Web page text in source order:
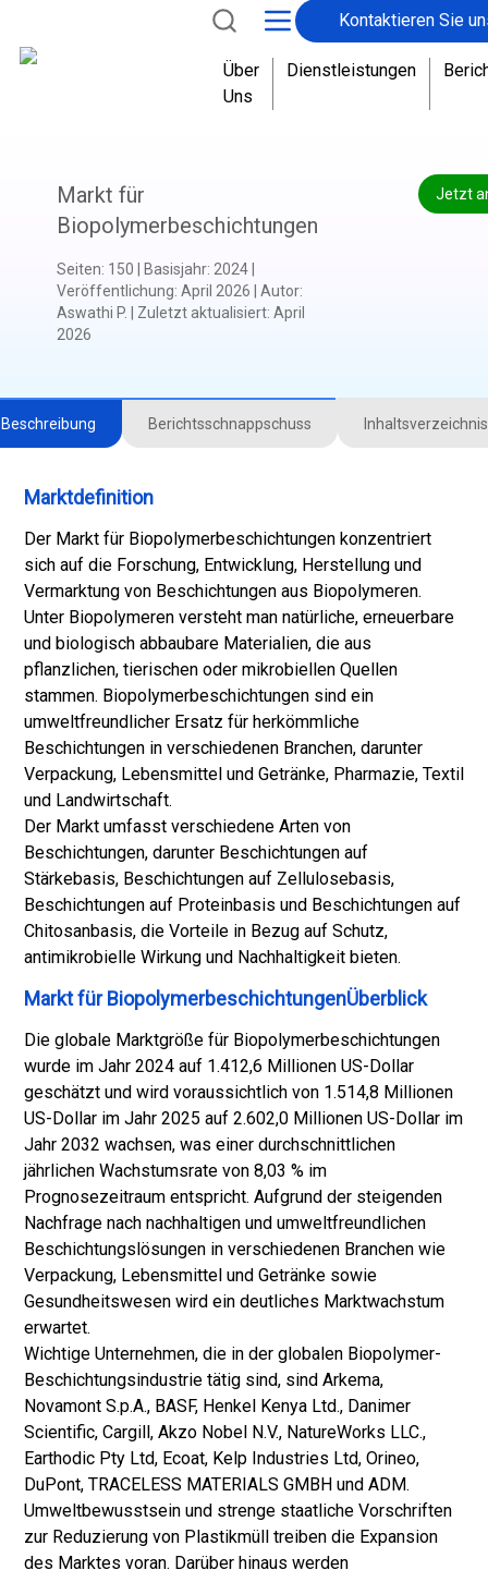
Kontaktieren Sie
Über
Uns
Dienstleistungen
Jetzt
Markt für
Biopolymerbeschichtungen
Seiten: 150 Basisjahr: 2024
Veröffentlichung: April 2026 Autor:
Aswathi P.
Zuletzt aktualisiert: April
2026
Beschreibung Berichtsschnappschuss Inhaltsverzeichnis
Marktdefinition
Der Markt für Biopolymerbeschichtungen konzentriert
sich auf die Forschung, Entwicklung, Herstellung und
Vermarktung von Beschichtungen aus Biopolymeren.
Unter Biopolymeren versteht man natürliche, erneuerbare
und biologisch abbaubare Materialien, die aus
pflanzlichen, tierischen oder mikrobiellen Quellen
stammen. Biopolymerbeschichtungen sind ein
umweltfreundlicher Ersatz für herkömmliche
Beschichtungen in verschiedenen Branchen, darunter
Verpackung, Lebensmittel und Getränke, Pharmazie, Textil
und Landwirtschaft.
Der Markt umfasst verschiedene Arten von
Beschichtungen, darunter Beschichtungen auf
Stärkebasis, Beschichtungen auf Zellulosebasis,
Beschichtungen auf Proteinbasis und Beschichtungen auf
Chitosanbasis, die Vorteile in Bezug auf Schutz,
antimikrobielle Wirkung und Nachhaltigkeit bieten.
Markt für BiopolymerbeschichtungenÜberblick
Die globale Marktgröße für Biopolymerbeschichtungen
wurde im Jahr 2024 auf 1.412,6 Millionen US-Dollar
geschätzt und wird voraussichtlich von 1.514,8 Millionen
US-Dollar im Jahr 2025 auf 2.602,0 Millionen US-Dollar im
Jahr 2032 wachsen, was einer durchschnittlichen
jährlichen Wachstumsrate von 8,03 % im
Prognosezeitraum entspricht. Aufgrund der steigenden
Nachfrage nach nachhaltigen und umweltfreundlichen
Beschichtungslösungen in verschiedenen Branchen wie
Verpackung, Lebensmittel und Getränke sowie
Gesundheitswesen wird ein deutliches Marktwachstum
erwartet.
Wichtige Unternehmen, die in der globalen Biopolymer-
Beschichtungsindustrie tätig sind, sind Arkema,
Novamont S.p.A., BASF, Henkel Kenya Ltd., Danimer
Scientific, Cargill, Akzo Nobel N.V., NatureWorks LLC.,
Earthodic Pty Ltd, Ecoat, Kelp Industries Ltd, Orineo,
DuPont, TRACELESS MATERIALS GMBH und ADM.
Umweltbewusstsein und strenge staatliche Vorschriften
zur Reduzierung von Plastikmüll treiben die Expansion
des Marktes voran. Darüber hinaus werden